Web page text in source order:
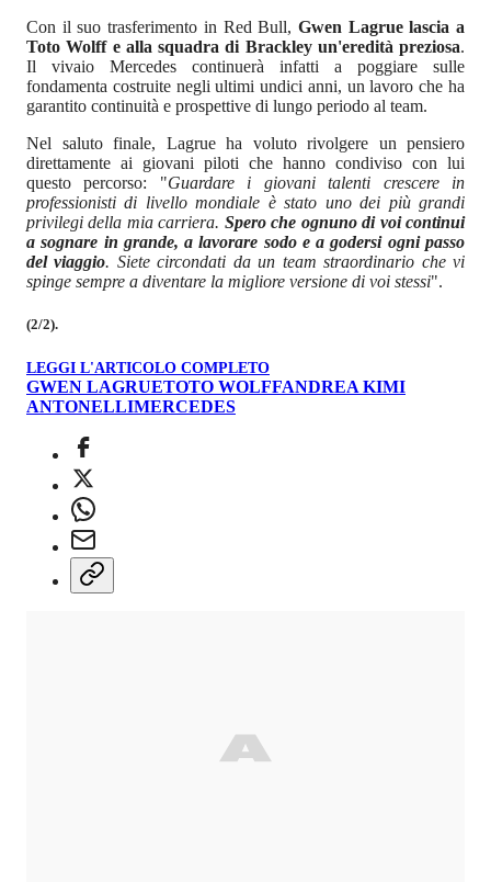
Con il suo trasferimento in Red Bull, Gwen Lagrue lascia a
Toto Wolff e alla squadra di Brackley un'eredità preziosa.
Il vivaio Mercedes continuerà infatti a poggiare sulle
fondamenta costruite negli ultimi undici anni, un lavoro che ha
garantito continuità e prospettive di lungo periodo al team.
Nel saluto finale, Lagrue ha voluto rivolgere un pensiero
direttamente ai giovani piloti che hanno condiviso con lui
questo percorso: "Guardare i giovani talenti crescere in
professionisti di livello mondiale è stato uno dei più grandi
privilegi della mia carriera. Spero che ognuno di voi continui
a sognare in grande, a lavorare sodo e a godersi ogni passo
del viaggio. Siete circondati da un team straordinario che vi
spinge sempre a diventare la migliore versione di voi stessi".
(2/2).
LEGGI L'ARTICOLO COMPLETO
GWEN LAGRUETOTO WOLFFANDREA KIMI
ANTONELLIMERCEDES